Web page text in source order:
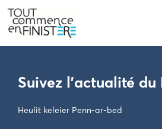
PARAMÈTRES DES COOKIES
Suivez l'actualité du
Heulit keleier Penn-ar-bed